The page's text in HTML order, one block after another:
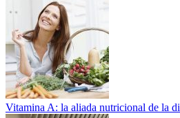
Vitamina A: la aliada nutricional de la